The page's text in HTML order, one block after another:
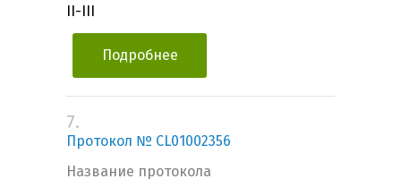
II-III
Подробнее
7.
Протокол № CL01002356
Название протокола